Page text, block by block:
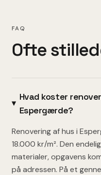
FAQ
Ofte
Hvad koster
Espergærde?
Renovering af hus i
18.000 kr/m². Den
materialer, opgavens
på adressen. På et